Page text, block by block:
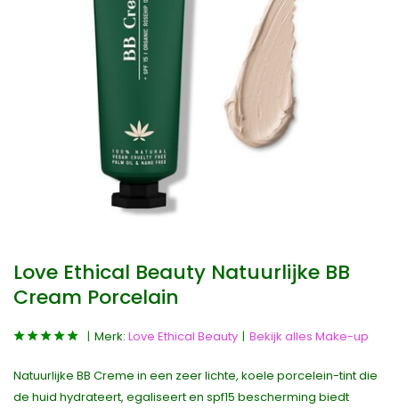
Love Ethical Beauty Natuurlijke BB
Cream Porcelain
Merk: Love Ethical Beauty Bekijk alles Make-up
Natuurlijke BB Creme in een zeer lichte, koele porcelein-tint die
de huid hydrateert, egaliseert en spf15 bescherming biedt